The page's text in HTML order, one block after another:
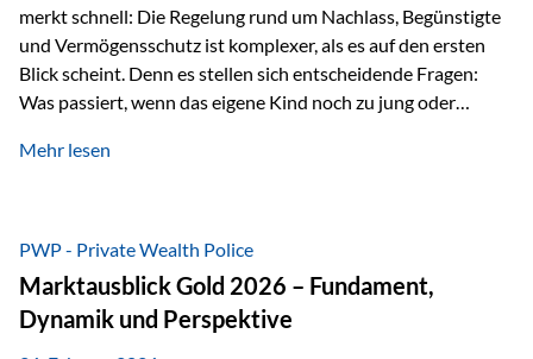
merkt schnell: Die Regelung rund um Nachlass, Begünstigte
und Vermögensschutz ist komplexer, als es auf den ersten
Blick scheint. Denn es stellen sich entscheidende Fragen:
Was passiert, wenn das eigene Kind noch zu jung oder
verwalten? Wie kann verhindert werden, dass Ex-Partner,
unbürokratisch übertragen, ohne ausschließlich auf ein
Testament angewiesen zu sein? Wenn klassische Lösungen
nicht ausreichen Traditionelle Nachlassregelungen stoßen
oft…
Mehr lesen
PWP - Private Wealth Police
Marktausblick Gold 2026 – Fundament,
Dynamik und Perspektive